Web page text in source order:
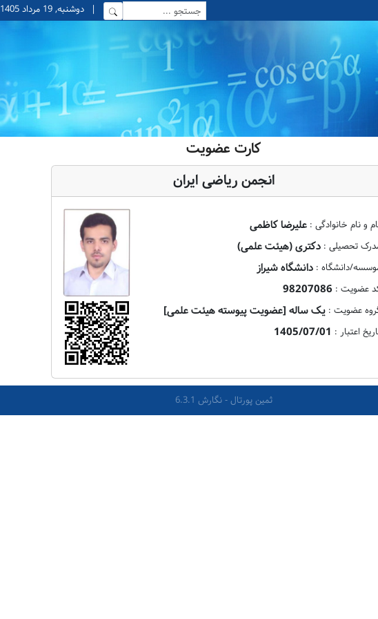
دوشنبه, 19 مرداد 1405 |
کارت عضویت
انجمن ریاضی ایران
و نام خانوادگی : علیرضا کاظمی
تحصیلی : دکتری (هیئت علمی)
دانشگاه : دانشگاه شیراز
عضویت : 98207086
عضویت : یک ساله [عضویت پیوسته هیئت علمی]
اعتبار : 1405/07/01
ثمین پورتال - نگارش 6.3.1